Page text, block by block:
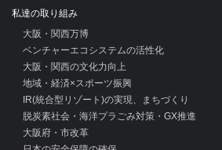
私達の取り組み
大阪・関西万博
ベンチャーエコシステムの活性化
大阪・関西の文化力向上
地域・経済×スポーツ振興
IR(統合型リゾート)の実現、まちづくり
脱炭素社会・海洋プラごみ対策・GX推進
大阪府・市改革